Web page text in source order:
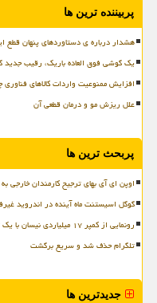
پربیننده ترین ها
هشدار درباره ی دستاوردهای پنهان قطع
یک گوشی فوق العاده باریک، رقیب
افزایش ممنوعیت واردات کالاهای فناوری
علل ریزش مو و درمان قطعی آن
پربحث ترین ها
اوپن ای آی بهای ترجیح کارمندان خارجی
گوگل اسیستنت ماه آینده در اندروید
رونمایی از کمپر ۱۷ میلیاردی نیسان با یک توانایی جذاب
تلگرام حذف شد و سریع برگشت
جدیدترین ها